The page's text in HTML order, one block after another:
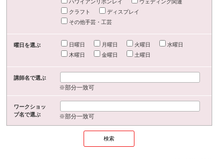
ハワイアンリボンレイ
ウェディング関連
クラフト
ディスプレイ
その他手芸・工芸
曜日を選ぶ 日曜日 月曜日 火曜日
水曜日
木曜日
金曜日 土曜日
講師名で選ぶ
※部分一致可
ワークショッ
プ名で選ぶ
※部分一致可